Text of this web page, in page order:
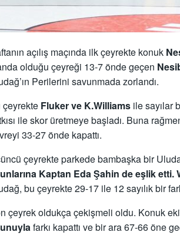
açılış maçında ilk çeyrekte konuk
olduğu çeyreği 13-7 önde geçen
Perilerini savunmada zorlandı.
çeyrekte Fluker ve K.Williams ile sayılar
ile skor üretmeye başladı. Buna
33-27 önde kapattı.
çeyrekte parkede bambaşka bir
Kaptan Eda Şahin de eşlik etti.
bu çeyrekte 29-17 ile 12 sayılık bir
çeyrek oldukça çekişmeli oldu. Konuk
farkı kapattı ve bir ara 67-66 öne